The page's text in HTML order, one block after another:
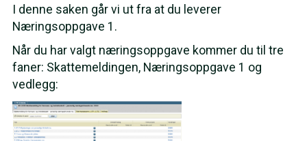
I denne saken går vi ut fra at du leverer
Næringsoppgave 1.
Når du har valgt næringsoppgave kommer du til tre
faner: Skattemeldingen, Næringsoppgave 1 og
vedlegg: